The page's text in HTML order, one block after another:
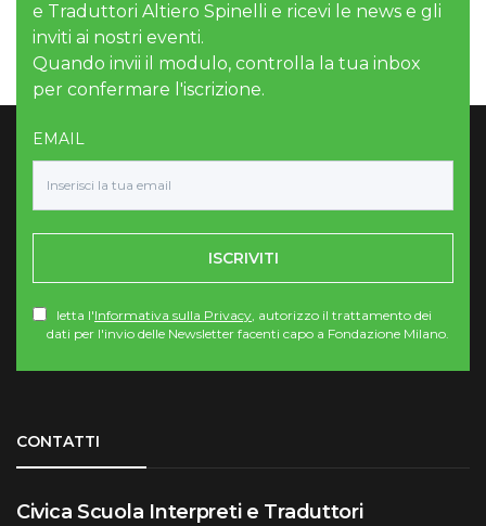
e Traduttori Altiero Spinelli e ricevi le news e gli
inviti ai nostri eventi.
Quando invii il modulo, controlla la tua inbox
per confermare l'iscrizione.
EMAIL
ISCRIVITI
letta l'Informativa sulla Privacy, autorizzo il trattamento dei
dati per l'invio delle Newsletter facenti capo a Fondazione Milano.
CONTATTI
Civica Scuola Interpreti e Traduttori